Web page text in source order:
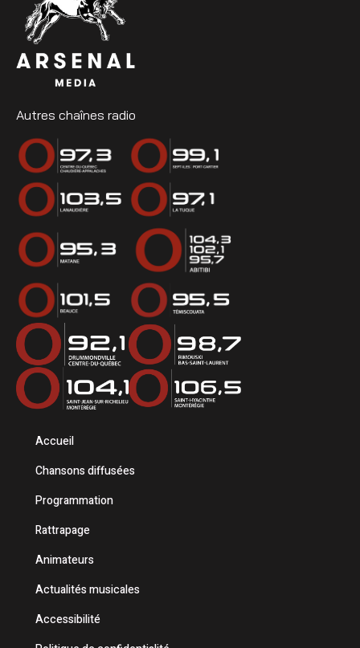
Autres chaînes radio
Accueil
Chansons diffusées
Programmation
Rattrapage
Animateurs
Actualités musicales
Accessibilité